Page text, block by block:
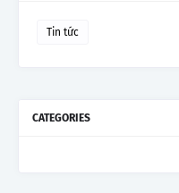
Tin tức
CATEGORIES